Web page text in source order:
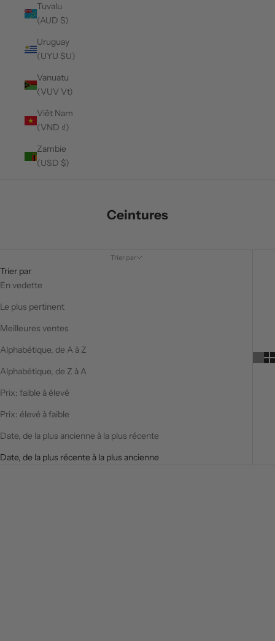
Tuvalu
(AUD $)
Uruguay
(UYU $U)
Vanuatu
(VUV Vt)
Viêt Nam
(VND ₫)
Zambie
(USD $)
Ceintures
Trier par
Trier par
En vedette
Le plus pertinent
Meilleures ventes
Alphabétique, de A à Z
Alphabétique, de Z à A
Prix: faible à élevé
Prix: élevé à faible
Date, de la plus ancienne à la plus récente
Date, de la plus récente à la plus ancienne